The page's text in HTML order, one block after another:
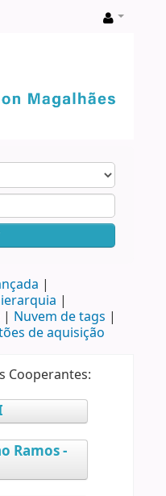
Nuvem de tags
de aquisição
Cooperantes:
Ramos -